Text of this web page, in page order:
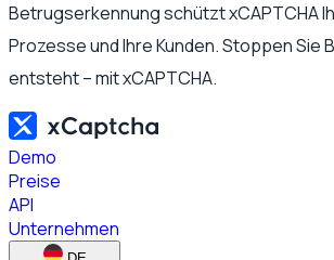
Betrugserkennung schützt xCAPTCHA
Prozesse und Ihre Kunden. Stoppen Sie
entsteht – mit xCAPTCHA.
Demo
Preise
API
Unternehmen